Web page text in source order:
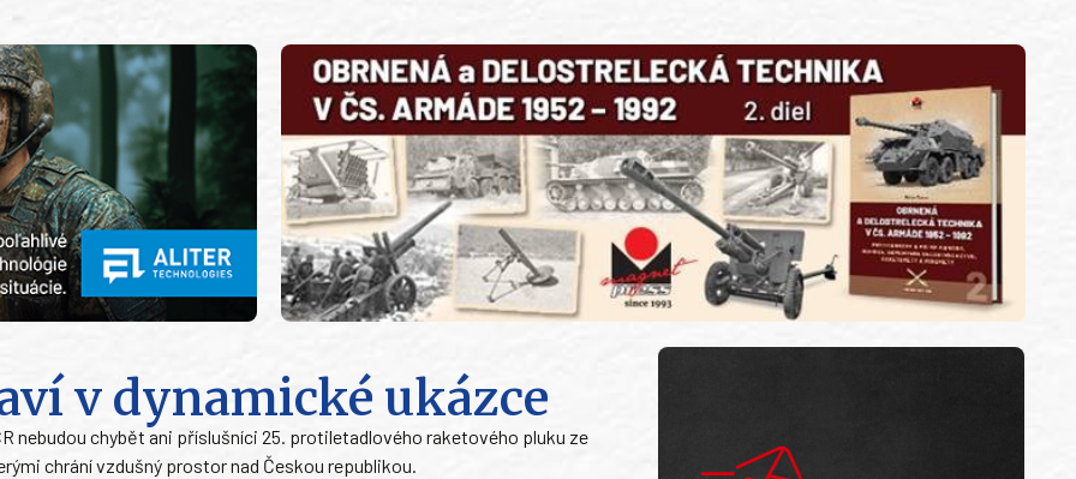
v dynamické ukázce
nebudou chybět ani příslušníci 25. protiletadlového raketového pluku ze
chrání vzdušný prostor nad Českou republikou.